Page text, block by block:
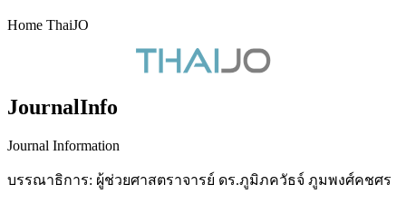
Home ThaiJO
JournalInfo
Journal Information
บรรณาธิการ: ผู้ช่วยศาสตราจารย์ ดร.ภูมิภควัธจ์ ภูมพงศ์คชศร